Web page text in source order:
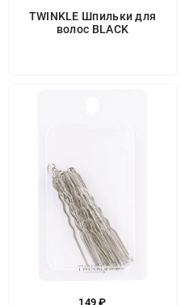
TWINKLE Шпильки для
волос BLACK
149 ₽